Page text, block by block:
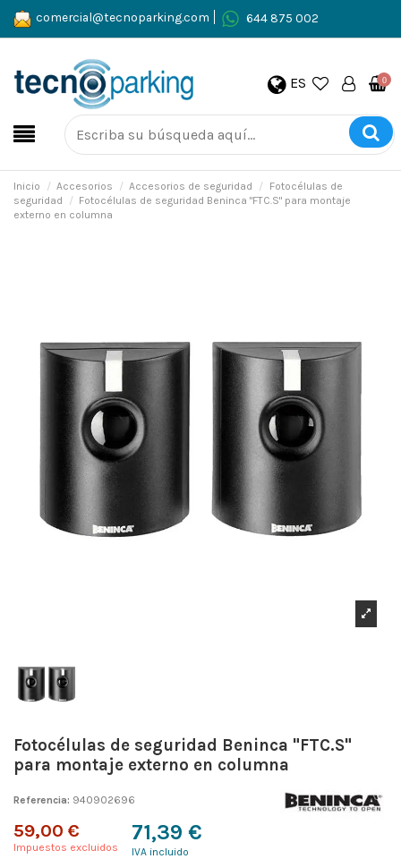
comercial@tecnoparking.com 644 875 002
ES 0
Inicio Accesorios Accesorios de seguridad
Fotocélulas de
seguridad
Fotocélulas de seguridad Beninca "FTC.S" para montaje
externo en columna
Fotocélulas de seguridad Beninca "FTC.S"
para montaje externo en columna
Referencia: 940902696
59,00 €
Impuestos excluidos
71,39 €
IVA incluido